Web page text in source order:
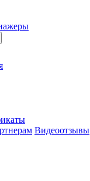
Видеоотзывы